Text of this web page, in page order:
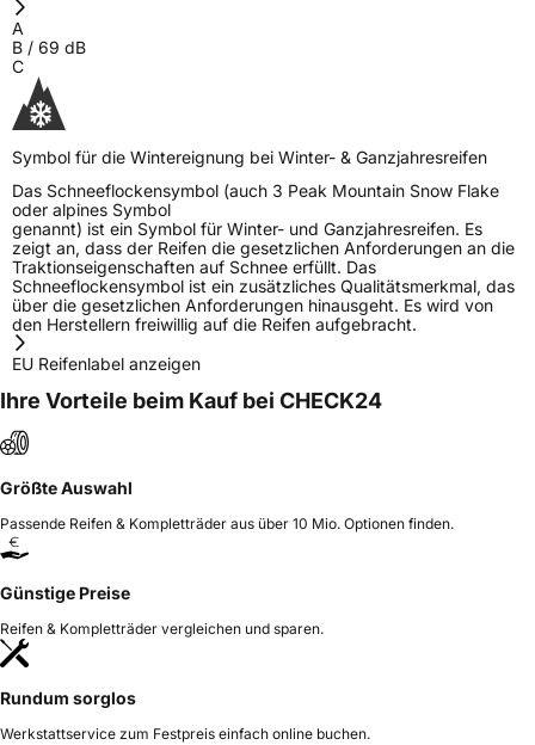
A
B / 69 dB
C
Symbol für die Wintereignung bei Winter- & Ganzjahresreifen
Das Schneeflockensymbol (auch 3 Peak Mountain Snow Flake
oder alpines Symbol
genannt) ist ein Symbol für Winter- und Ganzjahresreifen. Es
zeigt an, dass der Reifen die gesetzlichen Anforderungen an die
Traktionseigenschaften auf Schnee erfüllt. Das
Schneeflockensymbol ist ein zusätzliches Qualitätsmerkmal, das
über die gesetzlichen Anforderungen hinausgeht. Es wird von
den Herstellern freiwillig auf die Reifen aufgebracht.
EU Reifenlabel anzeigen
Ihre Vorteile beim Kauf bei CHECK24
Größte Auswahl
Passende Reifen & Kompletträder aus über 10 Mio. Optionen finden.
Günstige Preise
Reifen & Kompletträder vergleichen und sparen.
Rundum sorglos
Werkstattservice zum Festpreis einfach online buchen.